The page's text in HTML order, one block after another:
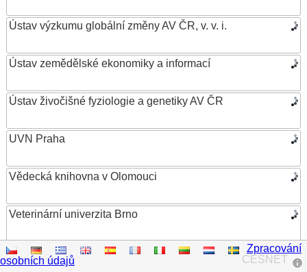
Ústav výzkumu globální změny AV ČR, v. v. i.
Ústav zemědělské ekonomiky a informací
Ústav živočišné fyziologie a genetiky AV ČR
UVN Praha
Vědecká knihovna v Olomouci
Veterinární univerzita Brno
VŠB – Technická univerzita Ostrava
CESNET
Zpracování
osobních údajů